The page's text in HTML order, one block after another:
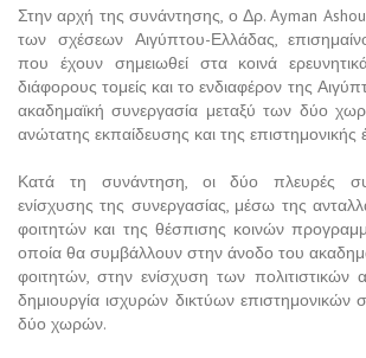
Στην αρχή της συνάντησης, ο Δρ. Ayman
των σχέσεων Αιγύπτου-Ελλάδας,
που έχουν σημειωθεί στα κοινά
διάφορους τομείς και το ενδιαφέρον της
ακαδημαϊκή συνεργασία μεταξύ των δύο
ανώτατης εκπαίδευσης και της επιστημονικής
Κατά τη συνάντηση, οι δύο πλευρές
ενίσχυσης της συνεργασίας, μέσω της
φοιτητών και της θέσπισης κοινών
οποία θα συμβάλλουν στην άνοδο του
φοιτητών, στην ενίσχυση των πολιτιστικών
δημιουργία ισχυρών δικτύων επιστημονικών
δύο χωρών.